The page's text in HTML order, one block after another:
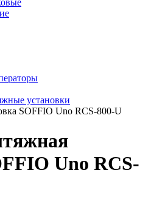
установки
SOFFIO Uno RCS-800-U
Uno RCS-